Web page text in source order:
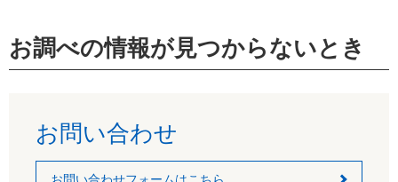
お調べの情報が見つからないとき
お問い合わせ
お問い合わせフォームはこちら